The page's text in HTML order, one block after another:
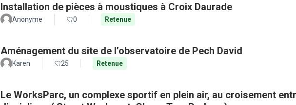
Installation de pièces à moustiques à Croix Daurade
Anonyme 0 Retenue
Aménagement du site de l’observatoire de Pech David
Karen 25 Retenue
Le WorksParc, un complexe sportif en plein air, au croisement